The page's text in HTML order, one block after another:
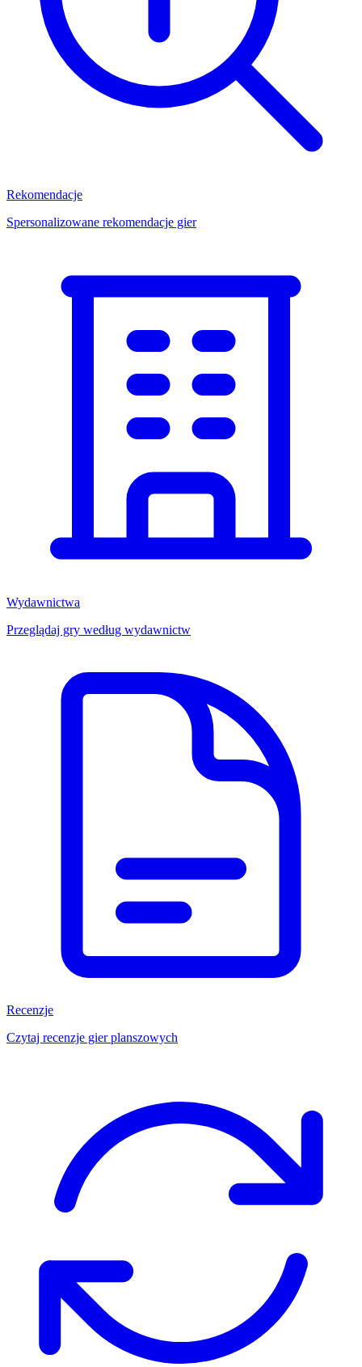
Rekomendacje
Spersonalizowane rekomendacje gier
Wydawnictwa
Przeglądaj gry według wydawnictw
Recenzje
Czytaj recenzje gier planszowych